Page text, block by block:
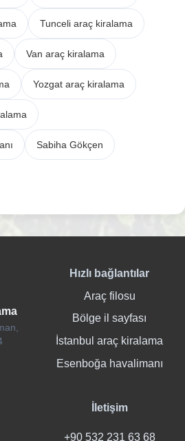
Tunceli araç kiralama
Van araç kiralama
Yozgat araç kiralama
Sabiha Gökçen
Hızlı bağlantılar
Araç filosu
Bölge il sayfası
İstanbul araç kiralama
Esenboğa havalimanı
İletişim
+90 532 231 63 68